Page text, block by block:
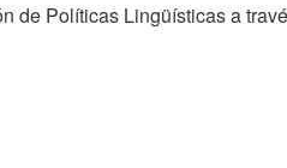
de Políticas Lingüísticas a